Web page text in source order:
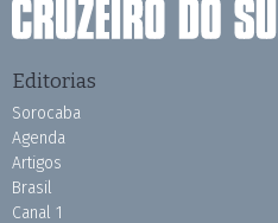
Editorias
Sorocaba
Agenda
Artigos
Brasil
Canal 1